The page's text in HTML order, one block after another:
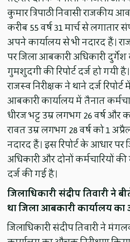
कुमार त्रिपाठी निवासी राजकीय
करीब 55 वर्ष 31 मार्च से
अपने कार्यालय से भी नदारद हैं।
पर जिला आबकारी अधिकारी दुर्गेश
गुमशुदगी की रिपोर्ट दर्ज हो गयी
राजस्व निरीक्षक ने थाने दर्ज
आबकारी कार्यालय में तैनात
धीरज भट्ट उम्र लगभग 26 वर्ष और
रावत उम्र लगभग 28 वर्ष को 1
नदारद हैं। इस रिपोर्ट के आधार
अधिकारी और दोनों कर्मचारियों
दर्ज की गई है।
जिलाधिकारी संदीप तिवारी ने
था जिला आबकारी कार्यालय
जिलाधिकारी संदीप तिवारी ने